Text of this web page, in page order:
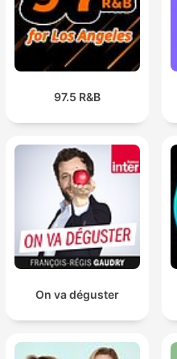
97.5 R&B
On va déguster